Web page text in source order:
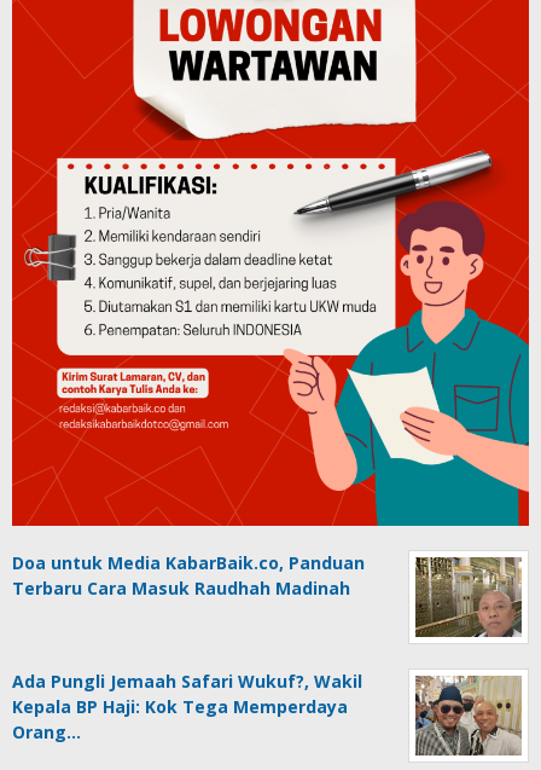
Doa untuk Media KabarBaik.co, Panduan
Terbaru Cara Masuk Raudhah Madinah
Ada Pungli Jemaah Safari Wukuf?, Wakil
Kepala BP Haji: Kok Tega Memperdaya
Orang…